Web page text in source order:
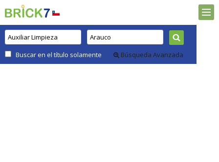
Buscar en el título solamente Búsqueda Avanzada